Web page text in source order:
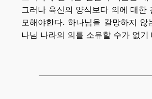
그러나 육신의 양식보다 의에 대한
모해야한다. 하나님을 갈망하지 않
나님 나라의 의를 소유할 수가 없기